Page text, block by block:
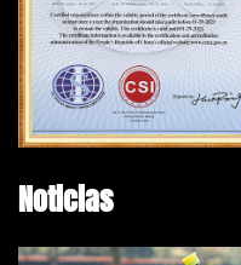
Noticias